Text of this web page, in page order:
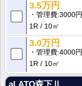
3.5万円
管理費 3000円
1R
10㎡
3.0万円
管理費 4000円
1R
10㎡